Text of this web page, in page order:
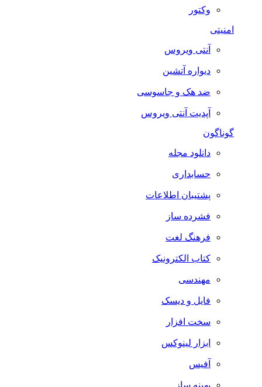
وکتور
آنتی ویروس
دیواره آتشین
ضد هک و جاسوسی
آپدیت آنتی ویروس
گوناگون
دانلود مجله
حسابداری
پشتیبان اطلاعات
فشرده ساز
فرهنگ لغت
کتاب الکترونیک
مهندسی
فایل و دیسک
سخت افزار
ابزار لینوکس
آفیس
بهینه ساز